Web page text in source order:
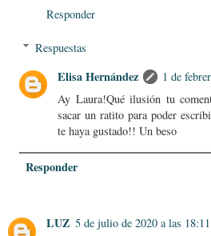
Responder
Respuestas
Elisa Hernández
1 de
Ay Laura!Qué ilusión tu
sacar un ratito para poder
te haya gustado!! Un beso
Responder
LUZ 5 de julio de 2020 a las 18:11